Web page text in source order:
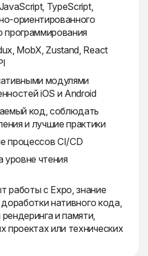
TypeScript,
ориентированного
программирования
MobX, Zustand, React
модулями
iOS и Android
код, соблюдать
и лучшие практики
процессов CI/CD
уровне чтения
работы с Expo, знание
нативного кода,
и памяти,
проектах или технических